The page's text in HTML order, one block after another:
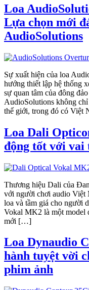
Loa
Lựa chọn mới
AudioSolutions
Sự xuất hiện của loa
hướng thiết lập hệ thống
sự quan tâm của đông
AudioSolutions không
thế giới, trong đó có
Loa Dali
động tốt với vai
Thương hiệu Dali của
với người chơi audio Việt
loa và tầm giá cho người
Vokal MK2 là một model
mới […]
Loa Dynaudio
hành tuyệt vời
phim ảnh